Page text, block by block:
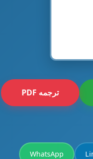
ترجمه PDF
WhatsApp